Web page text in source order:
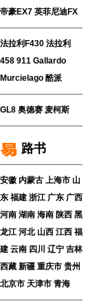
帝豪EX7 英菲尼迪FX
法拉利F430 法拉利
458 911 Gallardo
Murcielago 酷派
GL8 奥德赛 麦柯斯
路书
安徽 内蒙古 上海市 山
东 福建 浙江 广东 广西
河南 湖南 海南 陕西 黑
龙江 河北 山西 江西 福
建 云南 四川 辽宁 吉林
西藏 新疆 重庆市 贵州
北京市 天津市 青海